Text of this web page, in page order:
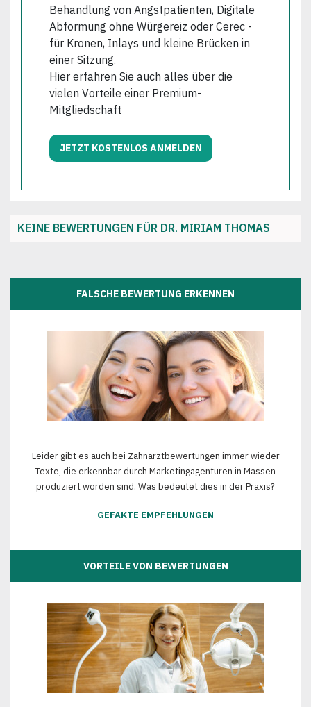
Behandlung von Angstpatienten, Digitale
Abformung ohne Würgereiz oder Cerec -
für Kronen, Inlays und kleine Brücken in
einer Sitzung.
Hier erfahren Sie auch alles über die
vielen Vorteile einer Premium-
Mitgliedschaft
JETZT KOSTENLOS ANMELDEN
KEINE BEWERTUNGEN FÜR DR. MIRIAM THOMAS
FALSCHE BEWERTUNG ERKENNEN
Leider gibt es auch bei Zahnarztbewertungen immer wieder
Texte, die erkennbar durch Marketingagenturen in Massen
produziert worden sind. Was bedeutet dies in der Praxis?
GEFAKTE EMPFEHLUNGEN
VORTEILE VON BEWERTUNGEN